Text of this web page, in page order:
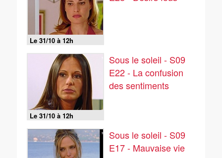
Le 31/10 à 12h
Le 31/10 à 12h
Sous le soleil - S09
E22 - La confusion
des sentiments
Sous le soleil - S09
E17 - Mauvaise vie